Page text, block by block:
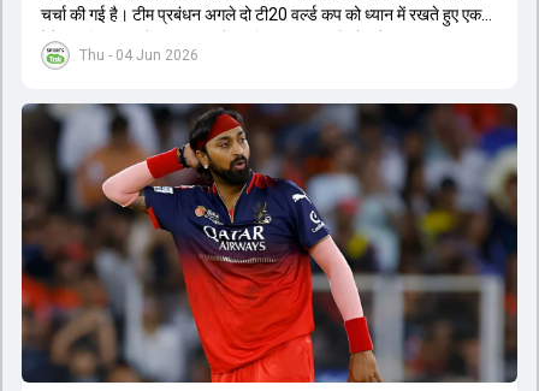
Thu - 04 Jun 2026
चर्चा की गई है। टीम प्रबंधन अगले दो टी20 वर्ल्ड कप को ध्यान में रखते हुए एक
ऐसे युवा खिलाड़ी को कप्तान बनाने पर विचार कर रहा है जो लंबे समय तक टीम का
नेतृत्व कर सके। चर्चा में बताया गया है कि टी20 टीम को टेस्ट और वनडे टीम से
घरेलू क्रिकेट में कप्तानी का अनुभव है, जबकि कुछ ऐसे भी हैं जिनके पास अनुभव
नहीं है लेकिन उम्र उनके पक्ष में है। दूसरी ओर, कई दिग्गज और अनुभवी खिलाड़ी
इस कप्तानी की दौड़ से बाहर बताए जा रहे हैं। विकेटकीपर की भूमिका को लेकर भी
स्पष्टता दी गई है कि टी20 में ओपनिंग करने वाले विकेटकीपर को ही प्राथमिकता दी
जाएगी। टीम का मुख्य लक्ष्य एक ऐसा कप्तान चुनना है जो अगले चार से आठ साल
तक टीम की कमान संभाल सके।